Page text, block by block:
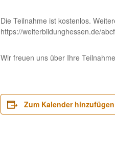
Die Teilnahme ist kostenlos.
https://weiterbildunghessen.de/
Wir freuen uns über Ihre
Zum Kalender hinzufügen